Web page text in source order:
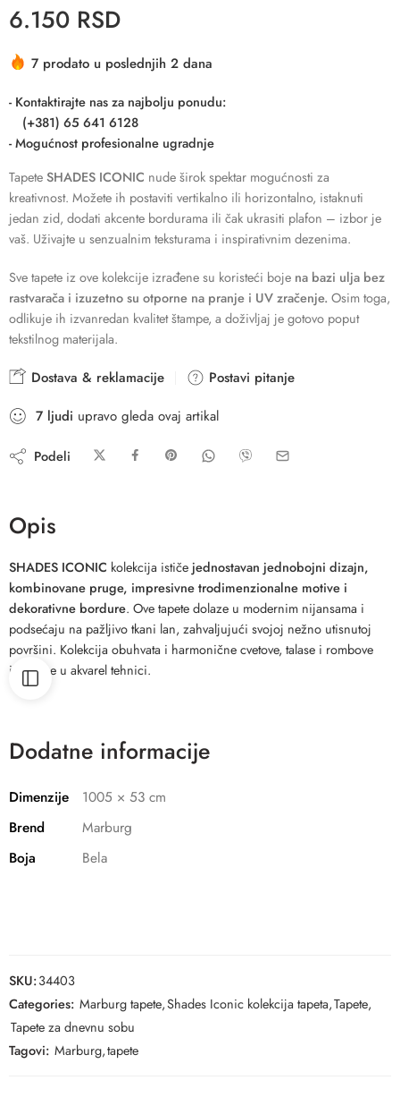
6.150 RSD
7 prodato u poslednjih 2 dana
- Kontaktirajte nas za najbolju ponudu:
(+381) 65 641 6128
- Mogućnost profesionalne ugradnje
TapeteSHADES ICONIC nude širok spektar mogućnosti za
kreativnost. Možete ih postaviti vertikalno ili horizontalno, istaknuti
jedan zid, dodati akcente bordurama ili čak ukrasiti plafon – izbor je
vaš. Uživajte u senzualnim teksturama i inspirativnim dezenima.
Sve tapete iz ove kolekcije izrađene su koristeći boje na bazi ulja bez
rastvarača i izuzetno su otporne na pranje i UV zračenje.Osim toga,
odlikuje ih izvanredan kvalitet štampe, a doživljaj je gotovo poput
tekstilnog materijala.
Dostava & reklamacije
Postavi pitanje
7 ljudi upravo gleda ovaj artikal
Podeli
Opis
SHADES ICONIC kolekcija ističejednostavan jednobojni dizajn,
kombinovane pruge, impresivne trodimenzionalne motive i
dekorativne bordure. Ove tapete dolaze u modernim nijansama i
podsećaju na pažljivo tkani lan, zahvaljujući svojoj nežno utisnutoj
površini. Kolekcija obuhvata i harmonične cvetove, talase i rombove
izrađene u akvarel tehnici.
Dodatne informacije
Dimenzije
1005 × 53 cm
Brend
Marburg
Boja
Bela
SKU:34403
Categories: Marburg tapete,Shades Iconic kolekcija tapeta,Tapete,
Tapete za dnevnu sobu
Tagovi: Marburg,tapete